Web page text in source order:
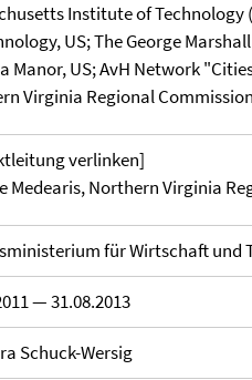
Institute of Technology
US; The George
Manor, US; AvH Network
Virginia Regional
verlinken]
Medearis, Northern Virginia
für Wirtschaft und
— 31.08.2013
Schuck-Wersig